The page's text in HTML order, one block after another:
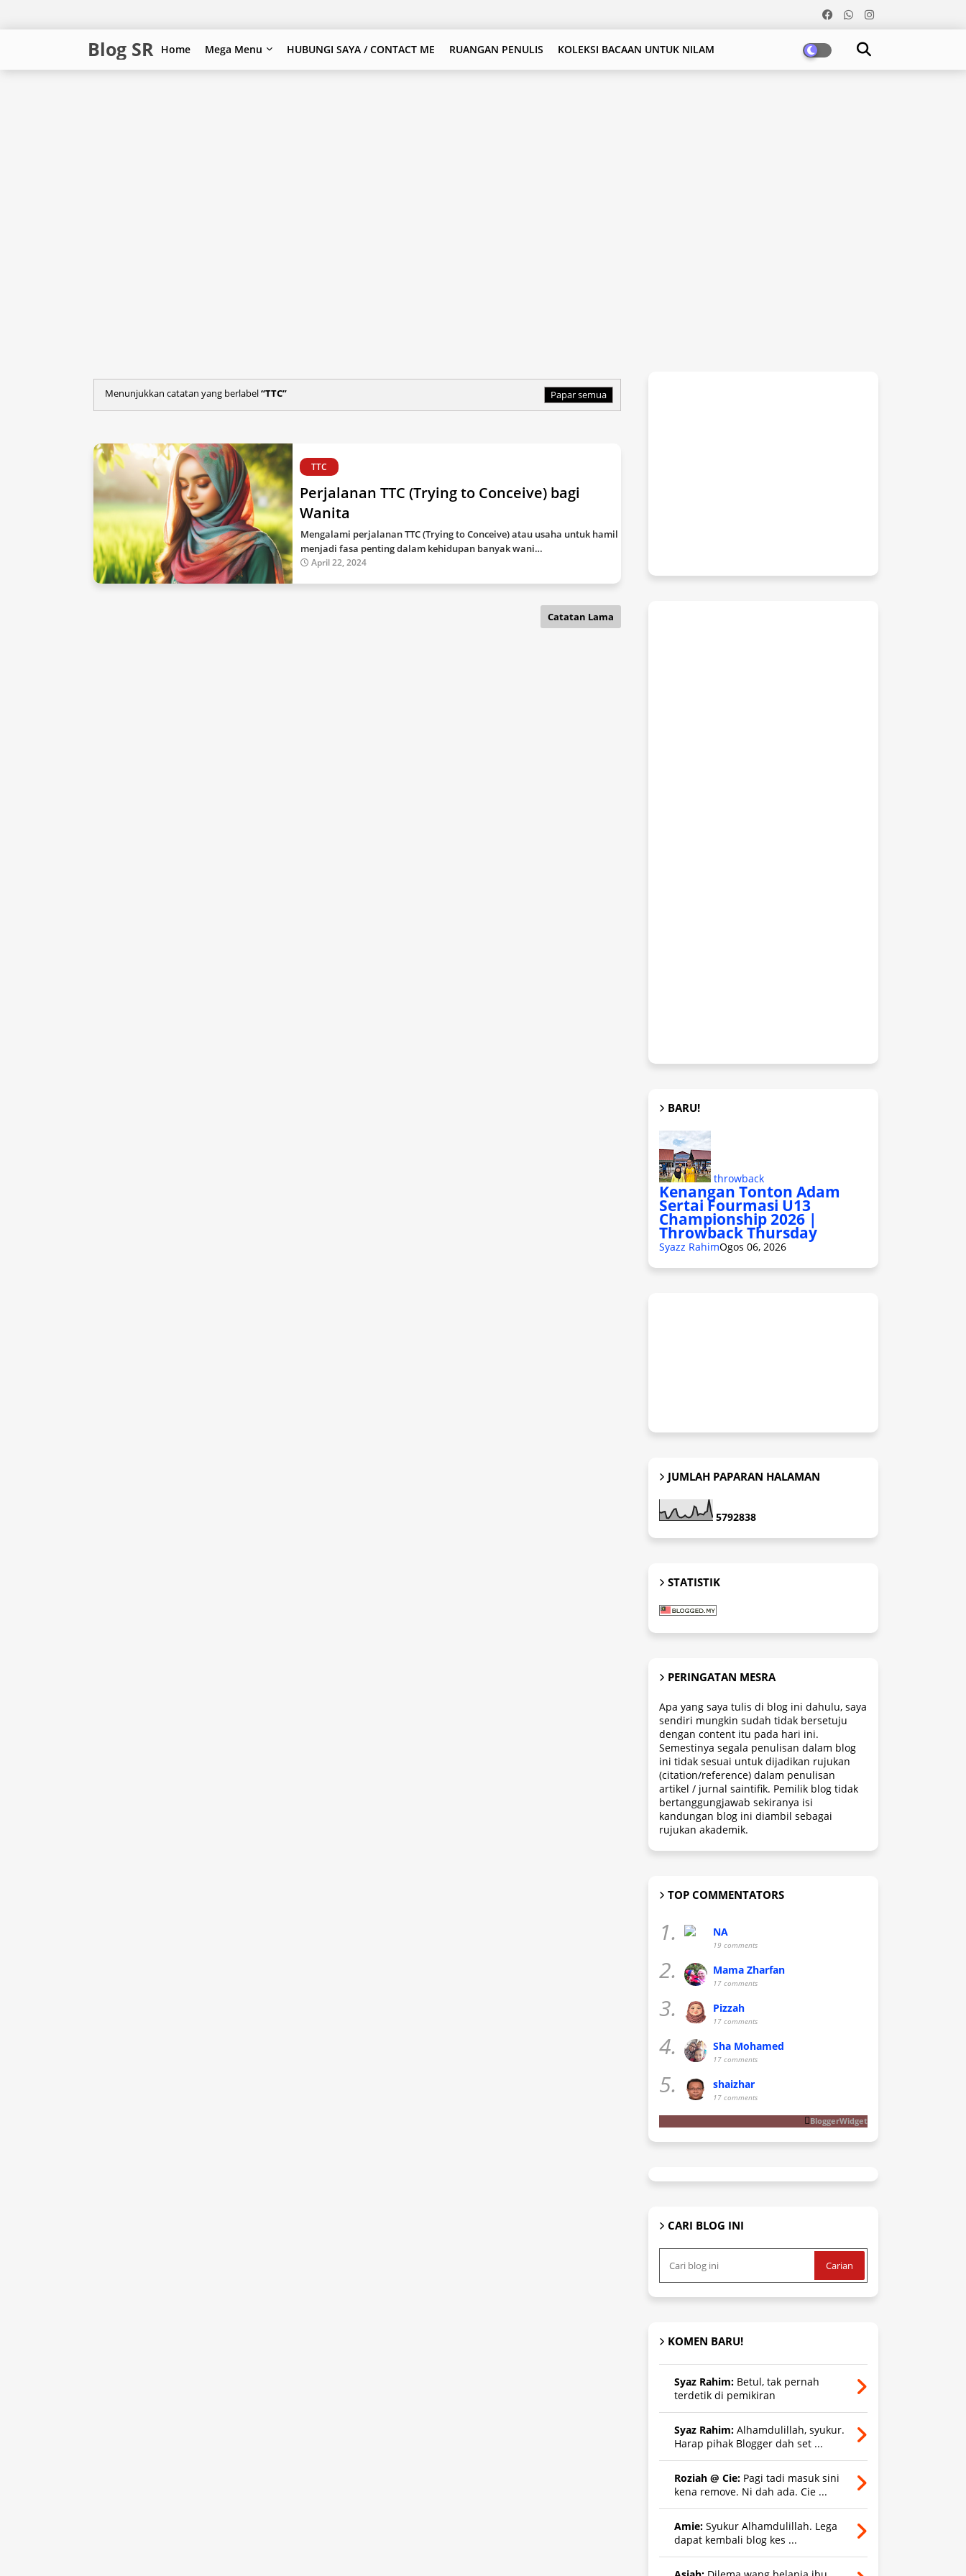
Blog SR Home Mega Menu HUBUNGI SAYA / CONTACT ME RUANGAN PENULIS KOLEKSI BACAAN UNTUK NILAM
Menunjukkan catatan yang berlabel TTC Papar semua
TTC
Perjalanan TTC (Trying to Conceive) bagi
Wanita
Mengalami perjalanan TTC (Trying to Conceive) atau usaha untuk hamil
menjadi fasa penting dalam kehidupan banyak wani…
April 22, 2024
Catatan Lama
BARU!
throwback
Kenangan Tonton Adam
Sertai Fourmasi U13
Championship 2026 |
Throwback Thursday
Syazz RahimOgos 06, 2026
JUMLAH PAPARAN HALAMAN
5792838
STATISTIK
PERINGATAN MESRA
Apa yang saya tulis di blog ini dahulu, saya
sendiri mungkin sudah tidak bersetuju
dengan content itu pada hari ini.
Semestinya segala penulisan dalam blog
ini tidak sesuai untuk dijadikan rujukan
(citation/reference) dalam penulisan
artikel / jurnal saintifik. Pemilik blog tidak
bertanggungjawab sekiranya isi
kandungan blog ini diambil sebagai
rujukan akademik.
TOP COMMENTATORS
1. NA
19 comments
2. Mama Zharfan
17 comments
3. Pizzah
17 comments
4. Sha Mohamed
17 comments
5. shaizhar
17 comments
BloggerWidget
CARI BLOG INI
KOMEN BARU!
Syaz Rahim: Betul, tak pernah
terdetik di pemikiran
Syaz Rahim: Alhamdulillah, syukur.
Harap pihak Blogger dah set ...
Roziah @ Cie: Pagi tadi masuk sini
kena remove. Ni dah ada. Cie ...
Amie: Syukur Alhamdulillah. Lega
dapat kembali blog kes ...